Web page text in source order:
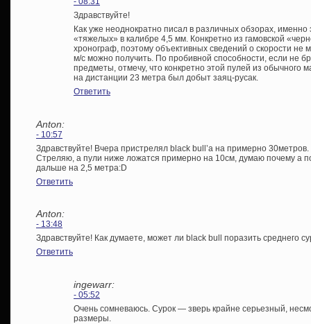
Здравствуйте!
Как уже неоднократно писал в различных обзорах,
«тяжелых» в калибре 4,5 мм. Конкретно из гамовской
хронограф, поэтому объективных сведений о скорости не
м/с можно получить. По пробивной способности, если не
предметы, отмечу, что конкретно этой пулей из обычного
на дистанции 23 метра был добыт заяц-русак.
Ответить
Anton:
- 10:57
Здравствуйте! Вчера пристрелял black bull’a на примерно
Стреляю, а пули ниже ложатся примерно на 10см, думаю почему а
дальше на 2,5 метра:D
Ответить
Anton:
- 13:48
Здравствуйте! Как думаете, может ли black bull поразить среднего
Ответить
ingewarr:
- 05:52
Очень сомневаюсь. Сурок — зверь крайне серьезный,
размеры.